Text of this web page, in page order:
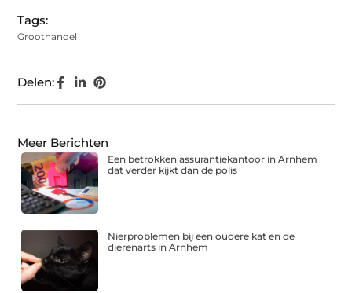
Tags:
Groothandel
Delen:
Meer Berichten
Een betrokken assurantiekantoor in Arnhem
dat verder kijkt dan de polis
Nierproblemen bij een oudere kat en de
dierenarts in Arnhem